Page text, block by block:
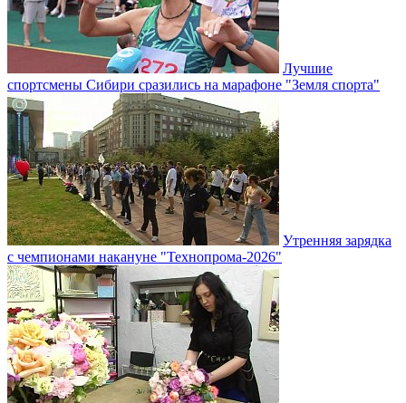
Лучшие
спортсмены Сибири сразились на марафоне "Земля спорта"
Утренняя зарядка
с чемпионами накануне "Технопрома-2026"